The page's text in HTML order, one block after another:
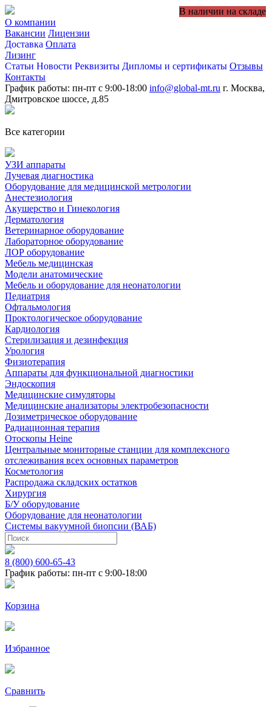
О компании
Вакансии Лицензии
Доставка Оплата
Лизинг
Статьи Новости Реквизиты Дипломы и сертификаты Отзывы
Контакты
График работы: пн-пт с 9:00-18:00 info@global-mt.ru г. Москва,
Дмитровское шоссе, д.85
Все категории
УЗИ аппараты
Лучевая диагностика
Оборудование для медицинской метрологии
Анестезиология
Акушерство и Гинекология
Дерматология
Ветеринарное оборудование
Лабораторное оборудование
ЛОР оборудование
Мебель медицинская
Модели анатомические
Мебель и оборудование для неонатологии
Педиатрия
Офтальмология
Проктологическое оборудование
Кардиология
Стерилизация и дезинфекция
Урология
Физиотерапия
Аппараты для функциональной диагностики
Эндоскопия
Медицинские симуляторы
Медицинские анализаторы электробезопасности
Дозиметрическое оборудование
Радиационная терапия
Отоскопы Heine
Центральные мониторные станции для комплексного
отслеживания всех основных параметров
Косметология
Распродажа складских остатков
Хирургия
Б/У оборудование
Оборудование для неонатологии
Системы вакуумной биопсии (ВАБ)
8 (800) 600-65-43
График работы: пн-пт с 9:00-18:00
Корзина
Избранное
Сравнить
В наличии на складе